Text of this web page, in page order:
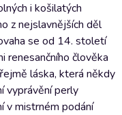
i košilatých
z nejslavnějších děl
se od 14. století
renesančního člověka
láska, která někdy
vyprávění perly
v mistrném podání